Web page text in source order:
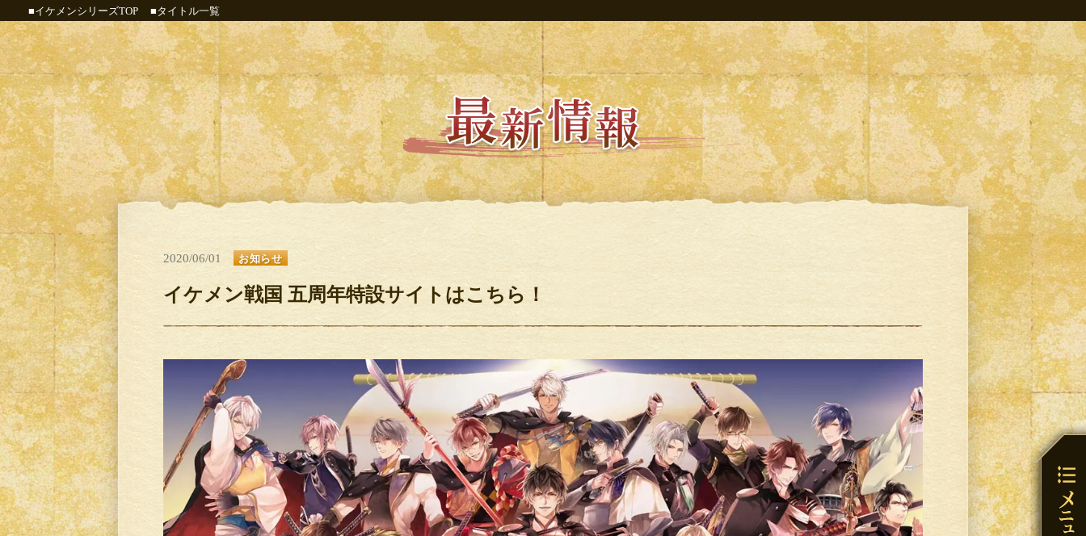
■イケメンシリーズTOP ■タイトル一覧
2020/06/01 お知らせ
イケメン戦国 五周年特設サイトはこちら！